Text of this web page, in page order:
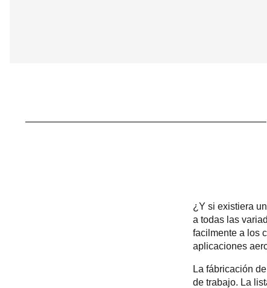
¿Y si existiera
a todas las
facilmente a los
aplicaciones
La fábricación
de trabajo. La